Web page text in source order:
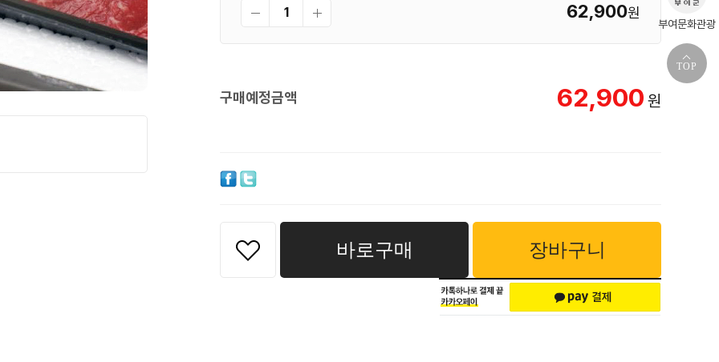
부여문화관광
TOP
62,900원
구매예정금액 62,900 원
바로구매 장바구니